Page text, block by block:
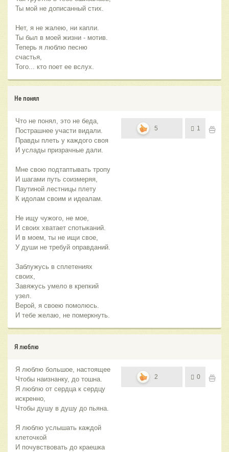
Ты мой не дописанный стих.
Нет, я не жалею, ни капли.
Ты был в моей жизни - мотив.
Теперь я люблю песню
счастья,
Того... кто поет ее вслух.
Не понял
Что не понял, это не беда,
Пострашнее участи видали.
Правды плеть у каждого своя
И услады призрачные дали.
Мне свою подтаптывать тропу
И шагами путь соизмеряя,
Паутиной лестницы плету
К идолам своим и идеалам.
Не ищу чужого, не мое,
И своих хватает спотыканий.
И в моем, ты не ищи свое,
У души не требуй оправданий.
Заблужусь в сплетениях
своих,
Завяжусь умело в крепкий
узел.
Верой, я своею помолюсь.
И тебе желаю, не померкнуть.
5 1
Я люблю
Я люблю большое, настоящее
Чтобы наизнанку, до тошна.
Я люблю от сердца к сердцу
искренно,
Чтобы душу в душу до пьяна.
Я люблю услышать каждой
клеточкой
И почувствовать до краешка
2 0